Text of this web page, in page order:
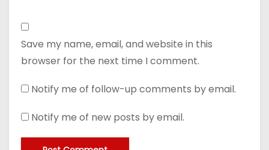
Save my name, email, and website in this
browser for the next time I comment.
Notify me of follow-up comments by email.
Notify me of new posts by email.